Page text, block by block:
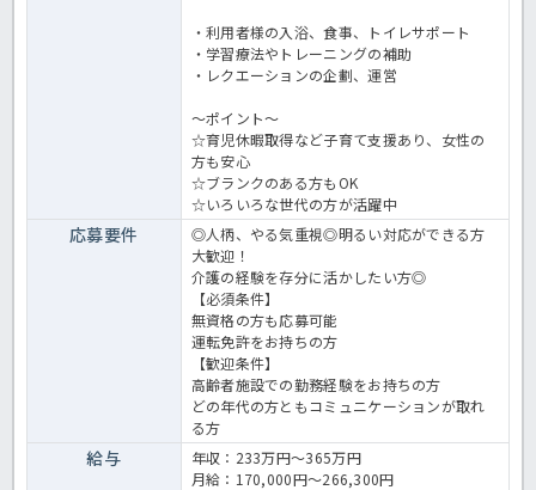
・利用者様の入浴、食事、トイレサポート
・学習療法やトレーニングの補助
・レクエーションの企劃、運営
～ポイント～
☆育児休暇取得など子育て支援あり、女性の
方も安心
☆ブランクのある方もOK
☆いろいろな世代の方が活躍中
応募要件
◎人柄、やる気重視◎明るい対応ができる方
大歓迎！
介護の経験を存分に活かしたい方◎
【必須条件】
無資格の方も応募可能
運転免許をお持ちの方
【歓迎条件】
高齢者施設での勤務経験をお持ちの方
どの年代の方ともコミュニケーションが取れ
る方
給与
年収：233万円～365万円
月給：170,000円～266,300円